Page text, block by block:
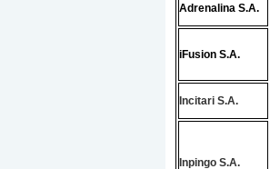
Adrenalina S.A.
iFusion S.A.
Incitari S.A.
Inpingo S.A.